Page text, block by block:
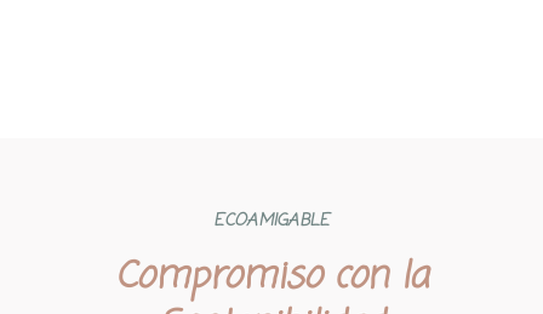
Compromiso con la
ECOAMIGABLE